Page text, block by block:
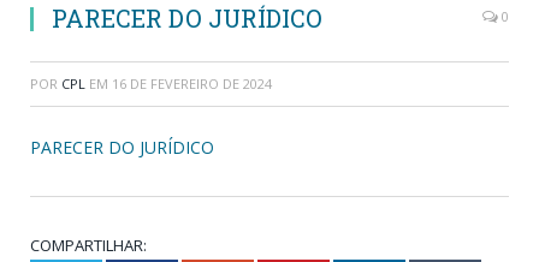
PARECER DO JURÍDICO 0
POR CPL EM 16 DE FEVEREIRO DE 2024
PARECER DO JURÍDICO
COMPARTILHAR: